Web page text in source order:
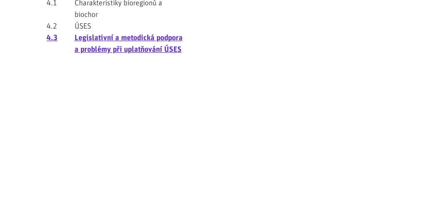
4.1
Charakteristiky bioregionů a
biochor
4.2
ÚSES
4.3
Legislativní a metodická podpora
a problémy při uplatňování ÚSES